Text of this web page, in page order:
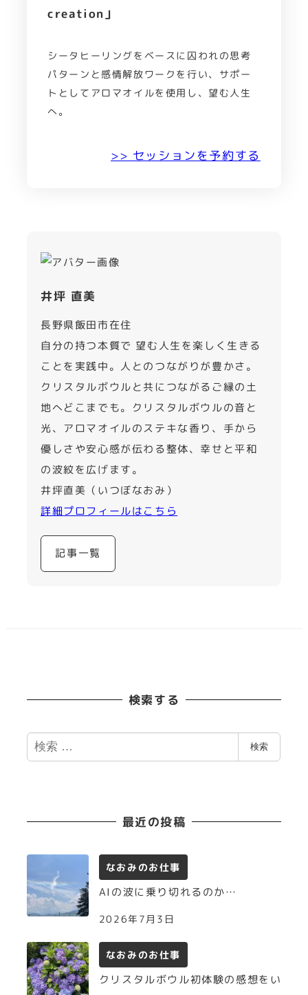
creation」
シータヒーリングをベースに囚われの思考
パターンと感情解放ワークを行い、サポー
トとしてアロマオイルを使用し、望む人生
へ。
>> セッションを予約する
井坪 直美
長野県飯田市在住
自分の持つ本質で 望む人生を楽しく生きる
ことを実践中。人とのつながりが豊かさ。
クリスタルボウルと共につながるご縁の土
地へどこまでも。クリスタルボウルの音と
光、アロマオイルのステキな香り、手から
優しさや安心感が伝わる整体、幸せと平和
の波紋を広げます。
井坪直美（いつぼなおみ）
詳細プロフィールはこちら
記事一覧
検索する
検
索
検索
最近の投稿
なおみのお仕事
AIの波に乗り切れるのか…
2026年7月3日
なおみのお仕事
クリスタルボウル初体験の感想をい